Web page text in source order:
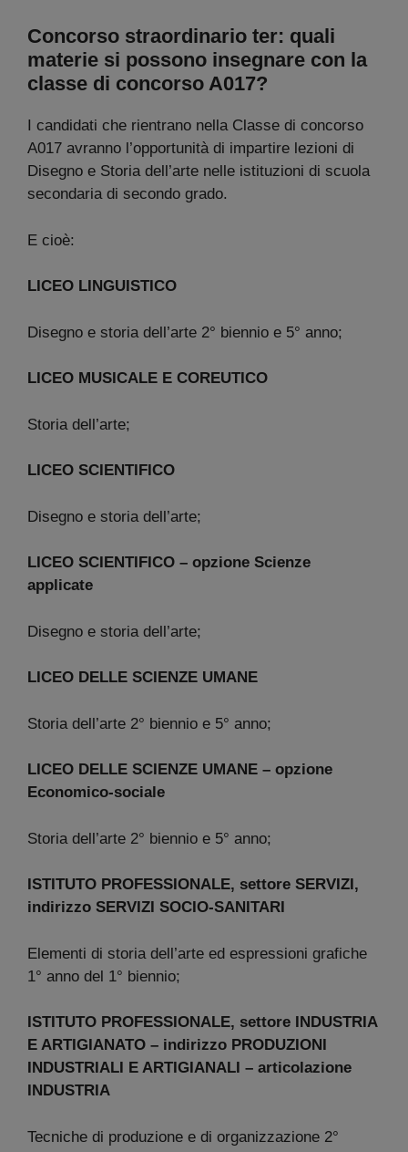
Concorso straordinario ter: quali
materie si possono insegnare con la
classe di concorso A017?
I candidati che rientrano nella Classe di concorso
A017 avranno l’opportunità di impartire lezioni di
Disegno e Storia dell’arte nelle istituzioni di scuola
secondaria di secondo grado.
E cioè:
LICEO LINGUISTICO
Disegno e storia dell’arte 2° biennio e 5° anno;
LICEO MUSICALE E COREUTICO
Storia dell’arte;
LICEO SCIENTIFICO
Disegno e storia dell’arte;
LICEO SCIENTIFICO – opzione Scienze
applicate
Disegno e storia dell’arte;
LICEO DELLE SCIENZE UMANE
Storia dell’arte 2° biennio e 5° anno;
LICEO DELLE SCIENZE UMANE – opzione
Economico-sociale
Storia dell’arte 2° biennio e 5° anno;
ISTITUTO PROFESSIONALE, settore SERVIZI,
indirizzo SERVIZI SOCIO-SANITARI
Elementi di storia dell’arte ed espressioni grafiche
1° anno del 1° biennio;
ISTITUTO PROFESSIONALE, settore INDUSTRIA
E ARTIGIANATO – indirizzo PRODUZIONI
INDUSTRIALI E ARTIGIANALI – articolazione
INDUSTRIA
Tecniche di produzione e di organizzazione 2°